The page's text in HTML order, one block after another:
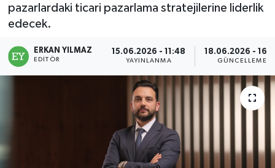
pazarlardaki ticari pazarlama stratejilerine liderlik
edecek.
ERKAN YILMAZ
EDITÖR
15.06.2026 - 11:48
YAYINLANMA
18.06.2026 -
GÜNCELLEME